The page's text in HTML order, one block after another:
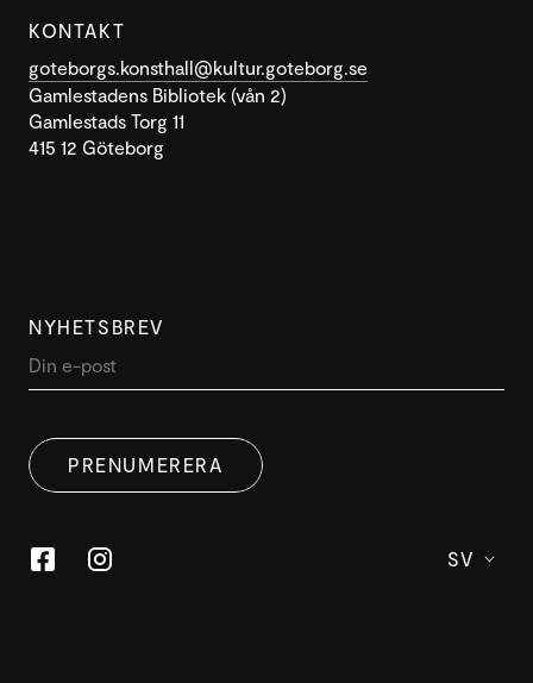
KONTAKT
goteborgs.konsthall@kultur.goteborg.se
Gamlestadens Bibliotek (vån 2)
Gamlestads Torg 11
415 12 Göteborg
NYHETSBREV
PRENUMERERA
SV